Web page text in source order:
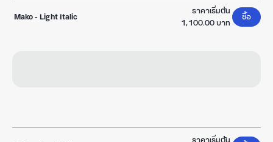
Mako-Light Italic
ราคาเริ่มต้น
1,100.00 บาท
ซื้อ